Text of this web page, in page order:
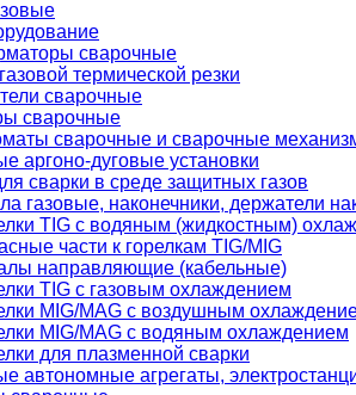
сварочные
термической резки
сварочные
сварочные
сварочные и сварочные
аргоно-дуговые установки
сварки в среде защитных газов
газовые, наконечники, держатели
TIG с водяным (жидкостным)
части к горелкам TIG/MIG
направляющие (кабельные)
TIG с газовым охлаждением
MIG/MAG с воздушным
MIG/MAG с водяным охлаждением
для плазменной сварки
автономные агрегаты,